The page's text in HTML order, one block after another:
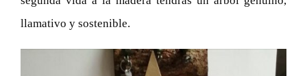
llamativo y sostenible.